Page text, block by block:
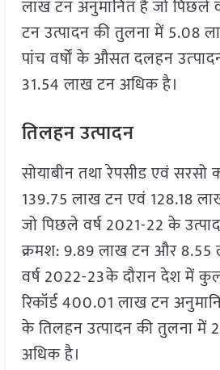
लाख टन अनुमानित है जो पिछले
टन उत्पादन की तुलना में 5.08
पांच वर्षों के औसत दलहन
31.54 लाख टन अधिक है।
तिलहन उत्पादन
सोयाबीन तथा रेपसीड एवं सरसो
139.75 लाख टन एवं 128.18
जो पिछले वर्ष 2021-22 के
क्रमश: 9.89 लाख टन और 8.55
वर्ष 2022-23के दौरान देश में
रिकॉर्ड 400.01 लाख टन
के तिलहन उत्पादन की तुलना में
अधिक है।